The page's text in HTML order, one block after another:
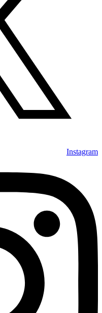
Instagram